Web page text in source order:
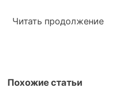
Читать продолжение
Похожие статьи